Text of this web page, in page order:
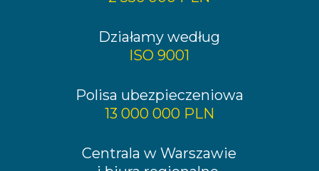
Działamy według
ISO 9001
Polisa ubezpieczeniowa
13 000 000 PLN
Centrala w Warszawie